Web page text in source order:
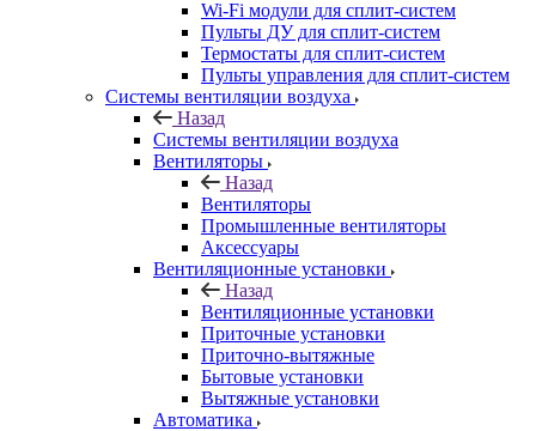
Wi-Fi модули для сплит-систем
Пульты ДУ для сплит-систем
Термостаты для сплит-систем
Пульты управления для сплит-систем
Системы вентиляции воздуха
Назад
Системы вентиляции воздуха
Вентиляторы
Назад
Вентиляторы
Промышленные вентиляторы
Аксессуары
Вентиляционные установки
Назад
Вентиляционные установки
Приточные установки
Приточно-вытяжные
Бытовые установки
Вытяжные установки
Автоматика